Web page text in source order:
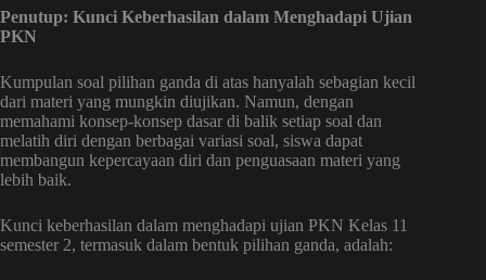
Penutup: Kunci Keberhasilan dalam Menghadapi Ujian
PKN
Kumpulan soal pilihan ganda di atas hanyalah sebagian kecil
dari materi yang mungkin diujikan. Namun, dengan
memahami konsep-konsep dasar di balik setiap soal dan
melatih diri dengan berbagai variasi soal, siswa dapat
membangun kepercayaan diri dan penguasaan materi yang
lebih baik.
Kunci keberhasilan dalam menghadapi ujian PKN Kelas 11
semester 2, termasuk dalam bentuk pilihan ganda, adalah: